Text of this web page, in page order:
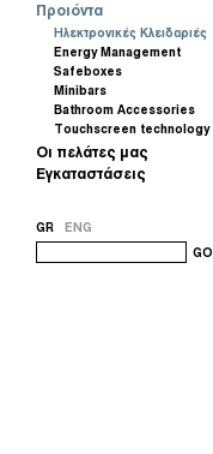
Προιόντα
Ηλεκτρονικές Κλειδαριές
Energy Management
Safeboxes
Minibars
Bathroom Accessories
Touchscreen technology
Οι πελάτες μας
Εγκαταστάσεις
GR
ENG
GO